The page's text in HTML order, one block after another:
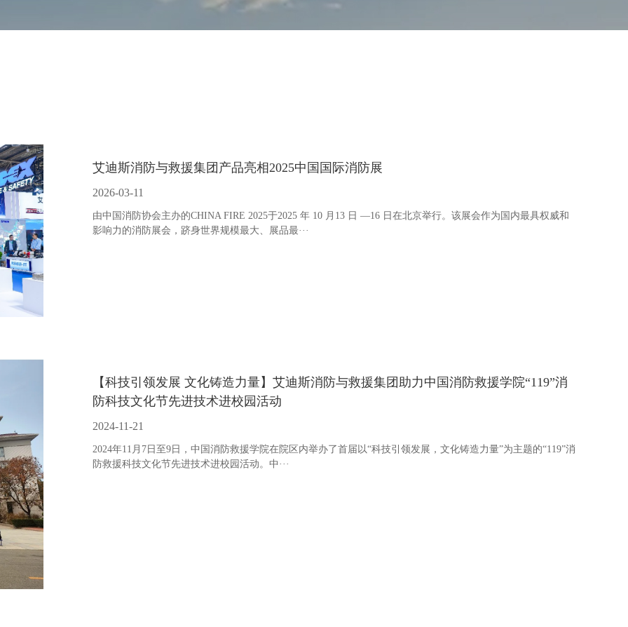
艾迪斯消防与救援集团产品亮相2025中国国际消防展
2026-03-11
由中国消防协会主办的CHINA FIRE 2025于2025 年 10 月13 日 —16 日在北京举行。该展会作为国内最具权威和
影响力的消防展会，跻身世界规模最大、展品最···
【科技引领发展 文化铸造力量】艾迪斯消防与救援集团助力中国消防救援学院“119”消
防科技文化节先进技术进校园活动
2024-11-21
2024年11月7日至9日，中国消防救援学院在院区内举办了首届以“科技引领发展，文化铸造力量”为主题的“119”消
防救援科技文化节先进技术进校园活动。中···